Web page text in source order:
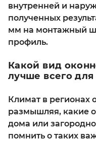
внутренней и
полученных
мм на монтажный
профиль.
Какой вид
лучше всего
Климат в регионах
размышляя, какие
дома или
помнить о таких